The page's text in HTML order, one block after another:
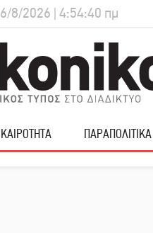
8/2026 | 4:54:41 πμ
ΠΑΡΑΠΟΛΙΤΙΚΑ